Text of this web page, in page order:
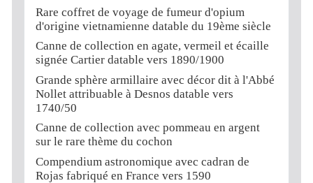
Rare coffret de voyage de fumeur d'opium
d'origine vietnamienne datable du 19ème siècle
Canne de collection en agate, vermeil et écaille
signée Cartier datable vers 1890/1900
Grande sphère armillaire avec décor dit à l'Abbé
Nollet attribuable à Desnos datable vers
1740/50
Canne de collection avec pommeau en argent
sur le rare thème du cochon
Compendium astronomique avec cadran de
Rojas fabriqué en France vers 1590